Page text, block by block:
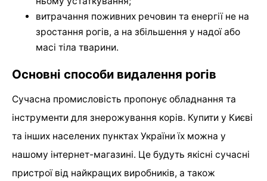
витрачання поживних речовин та енергії не на
зростання рогів, а на збільшення у надої або
масі тіла тварини.
Основні способи видалення рогів
Сучасна промисловість пропонує обладнання та
інструменти для знерожування корів. Купити у Києві
та інших населених пунктах України їх можна у
нашому інтернет-магазині. Це будуть якісні сучасні
пристрої від найкращих виробників, а також